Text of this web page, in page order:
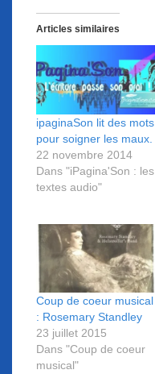
Articles similaires
ipaginaSon lit des mots
pour soigner les maux.
22 novembre 2014
Dans "iPagina'Son : les
textes audio"
Coup de coeur musical
: Rosemary Standley
23 juillet 2015
Dans "Coup de coeur
musical"